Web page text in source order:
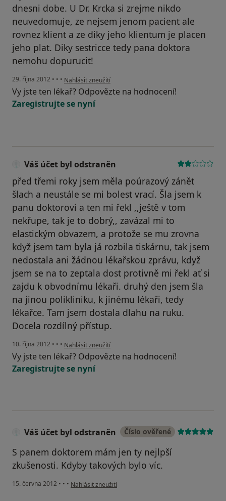
dnesni dobe. U Dr. Krcka si zrejme nikdo
neuvedomuje, ze nejsem jenom pacient ale
rovnez klient a ze diky jeho klientum je placen
jeho plat. Diky sestricce tedy pana doktora
nemohu dopurucit!
29. října 2012 • • • podle názoru uživatele Váš účet byl odstraněn
Nahlásit zneužití
Vy jste ten lékař? Odpovězte na hodnocení!
Zaregistrujte se nyní
Váš účet byl odstraněn
před třemi roky jsem měla poúrazový zánět
šlach a neustále se mi bolest vrací. Šla jsem k
panu doktorovi a ten mi řekl ,,ještě v tom
nekřupe, tak je to dobrý,, zavázal mi to
elastickým obvazem, a protože se mu zrovna
když jsem tam byla já rozbila tiskárnu, tak jsem
nedostala ani žádnou lékařskou zprávu, když
jsem se na to zeptala dost protivně mi řekl ať si
zajdu k obvodnímu lékaři. druhý den jsem šla
na jinou polikliniku, k jinému lékaři, tedy
lékařce. Tam jsem dostala dlahu na ruku.
Docela rozdílný přístup.
10. října 2012 • • • podle názoru uživatele Váš účet byl odstraněn
Nahlásit zneužití
Vy jste ten lékař? Odpovězte na hodnocení!
Zaregistrujte se nyní
Váš účet byl odstraněn Číslo ověřené
S panem doktorem mám jen ty nejlpší
zkušenosti. Kdyby takových bylo víc.
15. června 2012 • • • podle názoru uživatele Váš účet byl odstraněn
Nahlásit zneužití